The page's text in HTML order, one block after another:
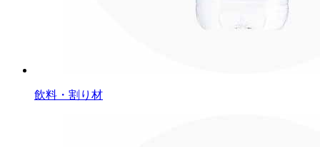
飲料・割り材